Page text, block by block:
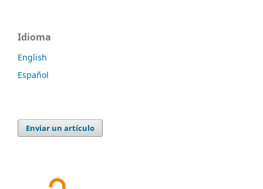
Idioma
English
Español
Enviar un artículo